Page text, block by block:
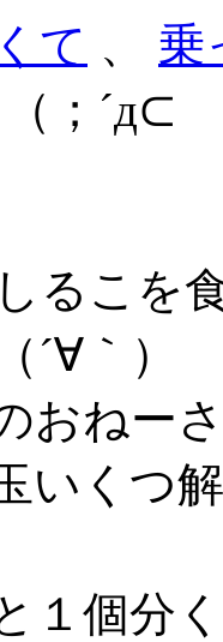
て 、 乗
（；´д⊂
るこを
´∀｀）
おねー
いくつ
１個分